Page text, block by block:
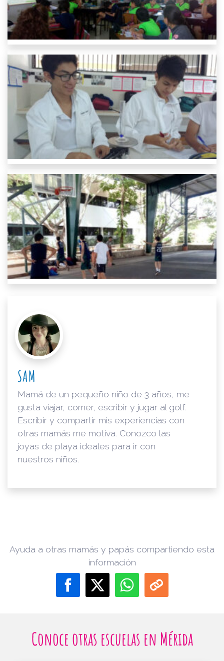
SAM
Mamá de un pequeño niño de 3 años, me
gusta viajar, comer, escribir y jugar al golf.
Escribir y compartir mis experiencias con
otras mamás me motiva. Conozco las
joyas de playa ideales para ir con
nuestros niños.
Ayuda a otras mamás y papás compartiendo esta
información
Conoce otras escuelas en Mérida